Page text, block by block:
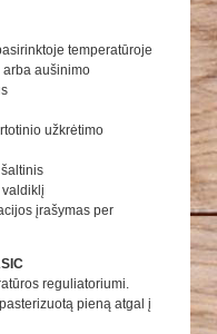
temperatūroje
arba aušinimo
užkrėtimo
įrašymas per
reguliatoriumi.
pieną atgal į